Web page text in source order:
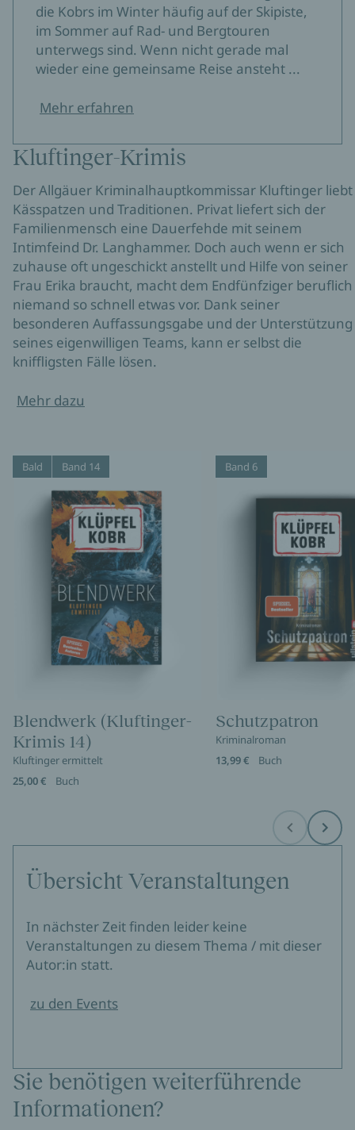
die Kobrs im Winter häufig auf der Skipiste,
im Sommer auf Rad- und Bergtouren
unterwegs sind. Wenn nicht gerade mal
wieder eine gemeinsame Reise ansteht ...
Mehr erfahren
Kluftinger-Krimis
Der Allgäuer Kriminalhauptkommissar Kluftinger liebt
Kässpatzen und Traditionen. Privat liefert sich der
Familienmensch eine Dauerfehde mit seinem
Intimfeind Dr. Langhammer. Doch auch wenn er sich
zuhause oft ungeschickt anstellt und Hilfe von seiner
Frau Erika braucht, macht dem Endfünfziger beruflich
niemand so schnell etwas vor. Dank seiner
besonderen Auffassungsgabe und der Unterstützung
seines eigenwilligen Teams, kann er selbst die
kniffligsten Fälle lösen.
Mehr dazu
Bald Band 14
Blendwerk (Kluftinger-
Krimis 14)
Kluftinger ermittelt
25,00 €
Buch
Band 6
Schutzpatron
Kriminalroman
13,99 €
Buch
Before Next
Übersicht Veranstaltungen
In nächster Zeit finden leider keine
Veranstaltungen zu diesem Thema / mit dieser
Autor:in statt.
zu den Events
Sie benötigen weiterführende
Informationen?